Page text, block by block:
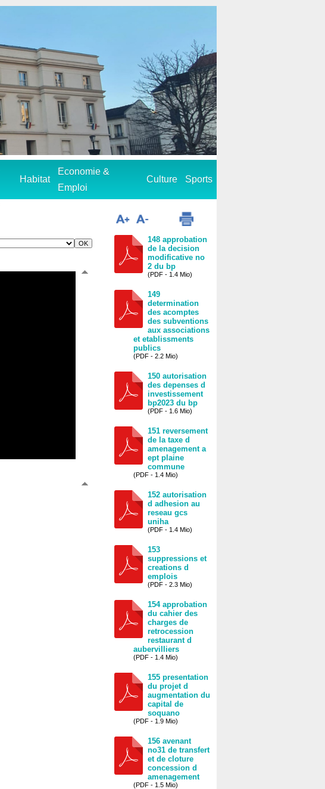
Habitat
Economie &
Emploi
Culture Sports
148 approbation
de la decision
modificative no
2 du bp
(PDF - 1.4 Mio)
149
determination
des acomptes
des subventions
aux associations
et etablissments
publics
(PDF - 2.2 Mio)
150 autorisation
des depenses d
investissement
bp2023 du bp
(PDF - 1.6 Mio)
151 reversement
de la taxe d
amenagement a
ept plaine
commune
(PDF - 1.4 Mio)
152 autorisation
d adhesion au
reseau gcs
uniha
(PDF - 1.4 Mio)
153
suppressions et
creations d
emplois
(PDF - 2.3 Mio)
154 approbation
du cahier des
charges de
retrocession
restaurant d
aubervilliers
(PDF - 1.4 Mio)
155 presentation
du projet d
augmentation du
capital de
soquano
(PDF - 1.9 Mio)
156 avenant
no31 de transfert
et de cloture
concession d
amenagement
(PDF - 1.5 Mio)